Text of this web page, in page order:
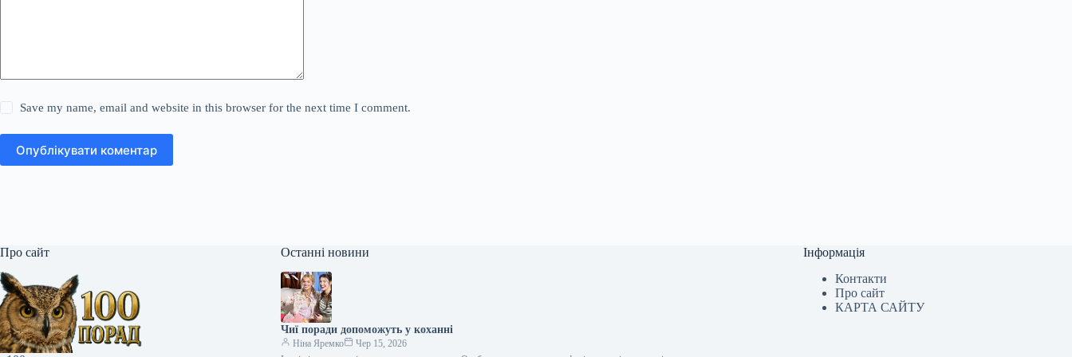
Save my name, email and website in this browser for the next time I comment.
Опублікувати коментар
Про сайт Останні новини
Чиї поради допоможуть у коханні
Ніна Яремко
Чер 15, 2026
Інформація
Контакти
Про сайт
КАРТА САЙТУ